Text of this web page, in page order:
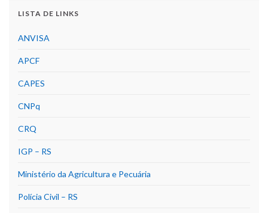
LISTA DE LINKS
ANVISA
APCF
CAPES
CNPq
CRQ
IGP – RS
Ministério da Agricultura e Pecuária
Polícia Civil – RS